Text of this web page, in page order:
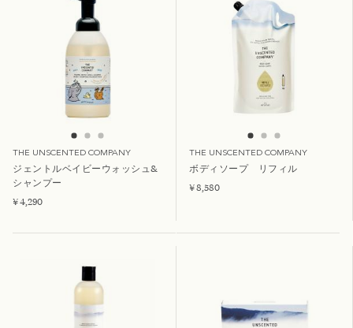
THE UNSCENTED COMPANY
ジェントルベイビーウォッシュ&
シャンプー
¥ 4,290
THE UNSCENTED COMPANY
ボディソープ リフィル
¥ 8,580